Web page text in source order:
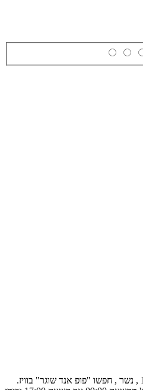
אולם התצוגה בכתובת המסילה 17 , נשר , חפשו "פופ אנד שוגר" בוויז.